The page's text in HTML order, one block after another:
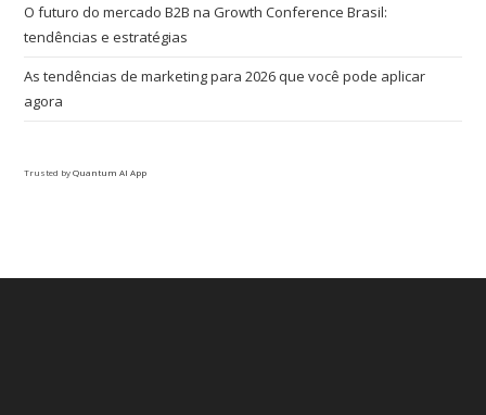
O futuro do mercado B2B na Growth Conference Brasil:
tendências e estratégias
As tendências de marketing para 2026 que você pode aplicar
agora
Trusted byQuantum AI App